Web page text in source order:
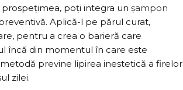
poți integra un șampon
Aplică-l pe părul curat,
pentru a crea o barieră care
încă din momentul în care este
previne lipirea inestetică a firelor
zilei.